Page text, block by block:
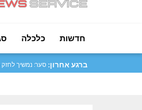
כלכלה חדשות
ברגע אחרון: סער: נמשיך